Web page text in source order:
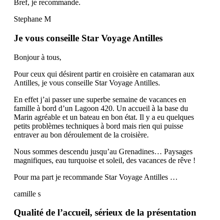
Bref, je recommande.
Stephane M
Je vous conseille Star Voyage Antilles
Bonjour à tous,
Pour ceux qui désirent partir en croisière en catamaran aux
Antilles, je vous conseille Star Voyage Antilles.
En effet j’ai passer une superbe semaine de vacances en
famille à bord d’un Lagoon 420. Un accueil à la base du
Marin agréable et un bateau en bon état. Il y a eu quelques
petits problèmes techniques à bord mais rien qui puisse
entraver au bon déroulement de la croisière.
Nous sommes descendu jusqu’au Grenadines… Paysages
magnifiques, eau turquoise et soleil, des vacances de rêve !
Pour ma part je recommande Star Voyage Antilles …
camille s
Qualité de l’accueil, sérieux de la présentation